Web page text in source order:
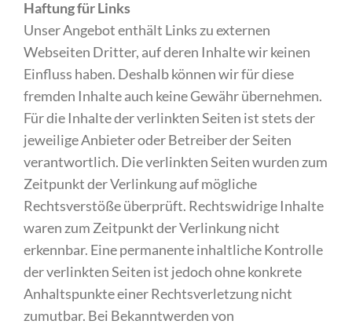
Haftung für Links
Unser Angebot enthält Links zu externen
Webseiten Dritter, auf deren Inhalte wir keinen
Einfluss haben. Deshalb können wir für diese
fremden Inhalte auch keine Gewähr übernehmen.
Für die Inhalte der verlinkten Seiten ist stets der
jeweilige Anbieter oder Betreiber der Seiten
verantwortlich. Die verlinkten Seiten wurden zum
Zeitpunkt der Verlinkung auf mögliche
Rechtsverstöße überprüft. Rechtswidrige Inhalte
waren zum Zeitpunkt der Verlinkung nicht
erkennbar. Eine permanente inhaltliche Kontrolle
der verlinkten Seiten ist jedoch ohne konkrete
Anhaltspunkte einer Rechtsverletzung nicht
zumutbar. Bei Bekanntwerden von